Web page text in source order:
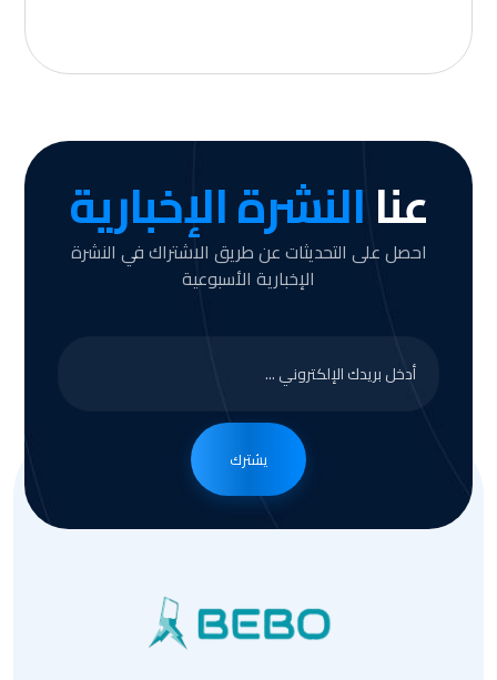
عناالنشرة الإخبارية
احصل على التحديثات عن طريق الاشتراك في النشرة
الإخبارية الأسبوعية
يشترك